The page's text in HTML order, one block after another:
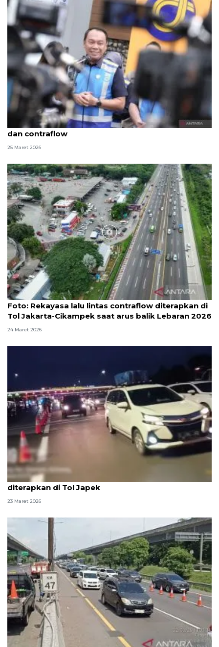
Jasa Marga imbau pemudik patuhi aturan one way
dan contraflow
25 Maret 2026
Foto
Foto: Rekayasa lalu lintas contraflow diterapkan di
Tol Jakarta-Cikampek saat arus balik Lebaran 2026
24 Maret 2026
Rekayasa lalu lintas contraflow arah Jakarta
diterapkan di Tol Japek
23 Maret 2026